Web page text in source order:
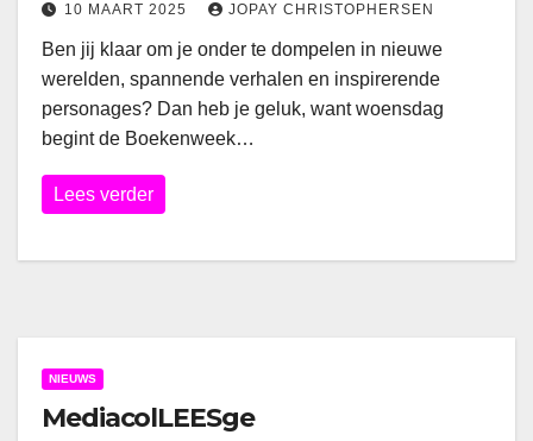
10 MAART 2025 JOPAY CHRISTOPHERSEN
Ben jij klaar om je onder te dompelen in nieuwe
werelden, spannende verhalen en inspirerende
personages? Dan heb je geluk, want woensdag
begint de Boekenweek…
Lees verder
NIEUWS
MediacolLEESge